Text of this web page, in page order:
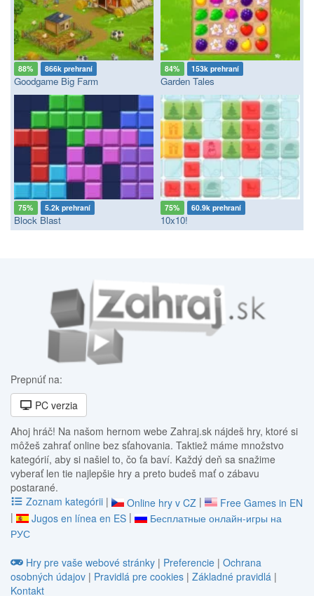
88% 866k prehraní
Goodgame Big Farm
84% 153k prehraní
Garden Tales
75% 5.2k prehraní
Block Blast
75% 60.9k prehraní
10x10!
Prepnúť na:
PC verzia
Ahoj hráč! Na našom hernom webe Zahraj.sk nájdeš hry, ktoré si
môžeš zahrať online bez sťahovania. Taktiež máme množstvo
kategórií, aby si našiel to, čo ťa baví. Každý deň sa snažime
vyberať len tie najlepšie hry a preto budeš mať o zábavu
postarané.
Zoznam kategórii | Online hry v CZ |
Free Games in EN
|
Jugos en línea en ES |
Бесплатные онлайн-игры на
РУС
Hry pre vaše webové stránky | Preferencie | Ochrana
osobných údajov | Pravidlá pre cookies | Základné pravidlá |
Kontakt